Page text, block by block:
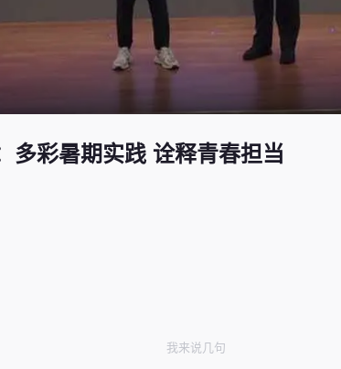
多彩暑期实践 诠释青春担当